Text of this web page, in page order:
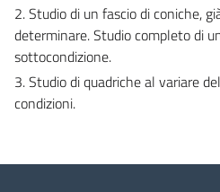
2. Studio di un fascio di coniche,
determinare. Studio completo di
sottocondizione.
3. Studio di quadriche al variare
condizioni.